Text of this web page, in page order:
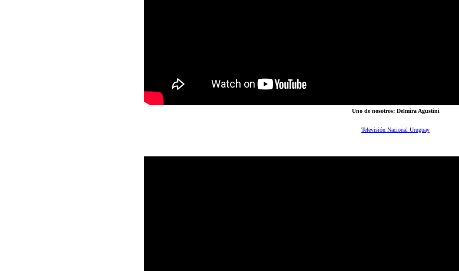
Uno de nosotros: Delmira Agustini
Televisión Nacional Uruguay